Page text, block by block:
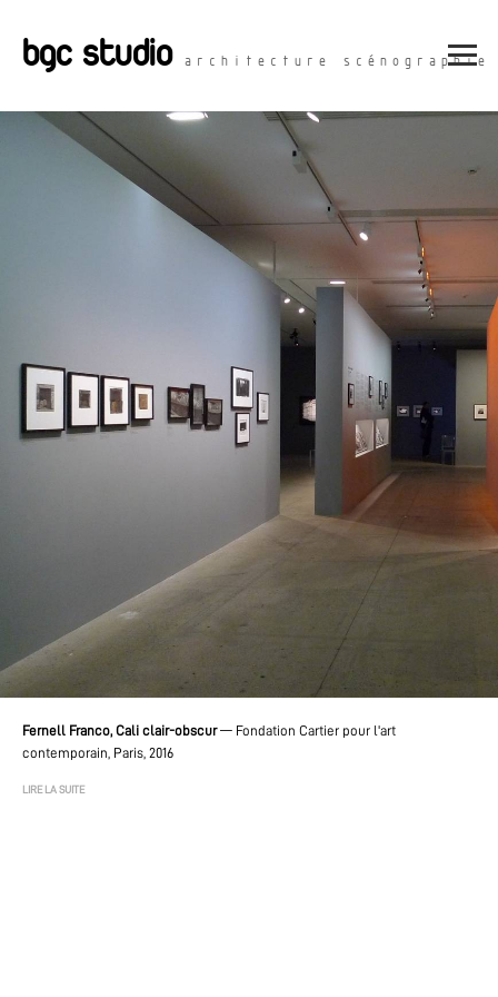
bgc studio architecture scénographie
Fernell Franco, Cali clair-obscur— Fondation Cartier pour l'art
contemporain, Paris, 2016
LIRE LA SUITE